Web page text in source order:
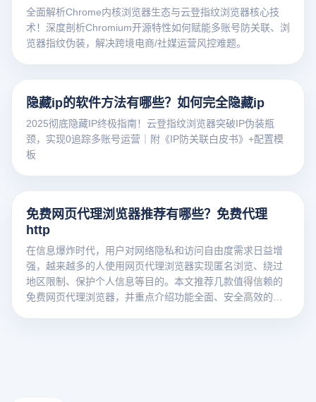
全面解析Chrome内核浏览器生态与云登指纹浏览器核心技
术！深度剖析Chromium开源特性如何赋能多账号防关联、浏
览器指纹伪装，解决跨境电商/社媒运营风控难题。
隐藏ip的软件方法有哪些？如何完全隐藏ip
2025彻底隐藏IP终极指南！云登指纹浏览器突破IP伪装瓶
颈，实现0追踪多账号运营｜附《IP防关联白皮书》+配置模
板
免费网页代理浏览器推荐有哪些？免费代理
http
在信息爆炸时代，用户对网络隐私和访问自由度需求日益增
强，越来越多的人使用网页代理浏览器实现匿名浏览、绕过
地区限制、保护个人信息等目的。本文推荐几款值得信赖的
免费网页代理浏览器，并重点介绍功能全面、安全高效的云